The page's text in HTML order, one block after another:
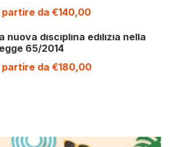
partire da €140,00
nuova disciplina edilizia nella
65/2014
partire da €180,00